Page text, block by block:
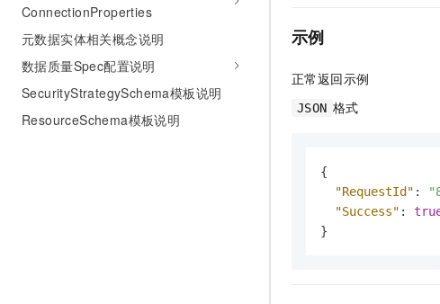
ConnectionProperties
元数据实体相关概念说明
数据质量Spec配置说明
SecurityStrategySchema模板说明
ResourceSchema模板说明
示例
正常返回示例
JSON 格式
{
"RequestId" :
"Success" :
}